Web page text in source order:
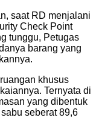
saat RD menjalani
Check Point
tunggu, Petugas
barang yang
khusus
Ternyata di
yang dibentuk
seberat 89,6